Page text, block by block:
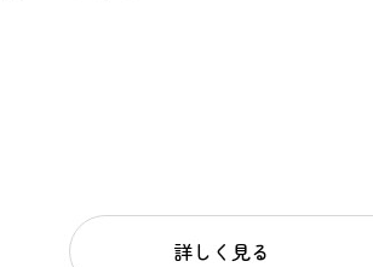
詳しく見る